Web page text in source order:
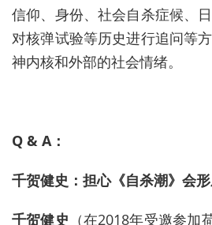
信仰、身份、社会自杀症候、
对核弹试验等历史进行追问等
神内核和外部的社会情绪。
Q & A：
千贺健史：担心《自杀潮》会
千贺健史 （在2018年受邀参